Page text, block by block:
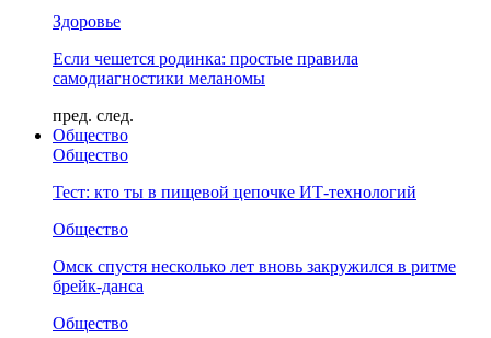
Здоровье
Если чешется родинка: простые правила
самодиагностики меланомы
пред. след.
Общество
Общество
Тест: кто ты в пищевой цепочке ИТ-технологий
Общество
Омск спустя несколько лет вновь закружился в ритме
брейк-данса
Общество